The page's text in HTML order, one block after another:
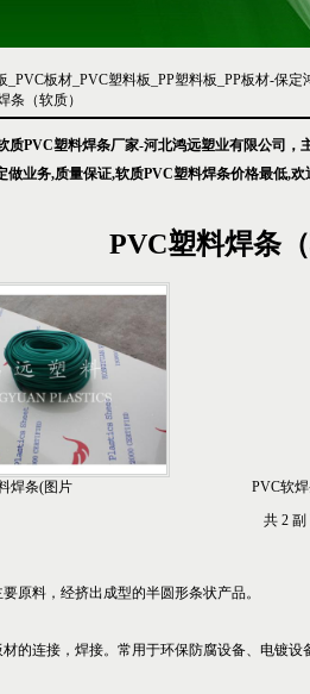
_PVC板材_PVC塑料板_PP塑料板_PP板材-保
条（软质）
质PVC塑料焊条厂家-河北鸿远塑业有限公司
做业务,质量保证,软质PVC塑料焊条价格最低,欢
PVC塑料焊条（
焊条(图片
PVC软
共 2 副
原料，经挤出成型的半圆形条状产品。
的连接，焊接。常用于环保防腐设备、电镀设